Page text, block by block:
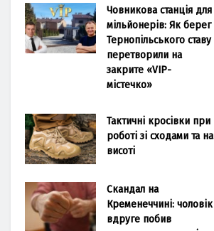
Човникова станція для
мільйонерів: Як берег
Тернопільського ставу
перетворили на
закрите «VIP-
містечко»
Тактичні кросівки при
роботі зі сходами та на
висоті
Скандал на
Кременеччині: чоловік
вдруге побив